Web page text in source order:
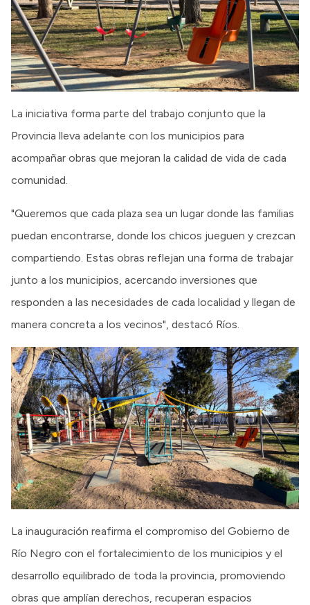
La iniciativa forma parte del trabajo conjunto que la
Provincia lleva adelante con los municipios para
acompañar obras que mejoran la calidad de vida de cada
comunidad.
"Queremos que cada plaza sea un lugar donde las familias
puedan encontrarse, donde los chicos jueguen y crezcan
compartiendo. Estas obras reflejan una forma de trabajar
junto a los municipios, acercando inversiones que
responden a las necesidades de cada localidad y llegan de
manera concreta a los vecinos", destacó Ríos.
La inauguración reafirma el compromiso del Gobierno de
Río Negro con el fortalecimiento de los municipios y el
desarrollo equilibrado de toda la provincia, promoviendo
obras que amplían derechos, recuperan espacios